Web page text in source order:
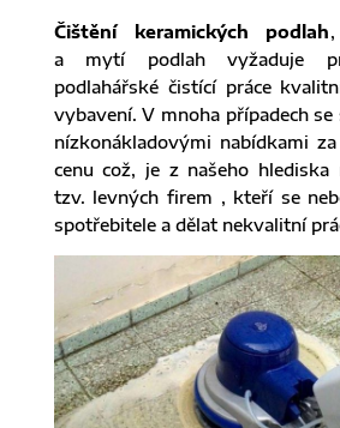
Čištění keramických podlah
a mytí podlah vyžaduje
podlahářské čistící práce
vybavení. V mnoha případech
nízkonákladovými nabídkami
cenu což, je z našeho hlediska
tzv. levných firem , kteří se
spotřebitele a dělat nekvalitní